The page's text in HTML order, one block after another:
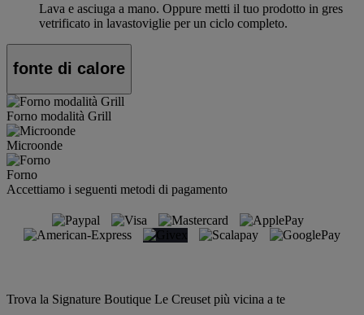
Lava e asciuga a mano. Oppure metti il tuo prodotto in gres
vetrificato in lavastoviglie per un ciclo completo.
fonte di calore
Forno modalità Grill
Microonde
Forno
Accettiamo i seguenti metodi di pagamento
Trova la Signature Boutique Le Creuset più vicina a te